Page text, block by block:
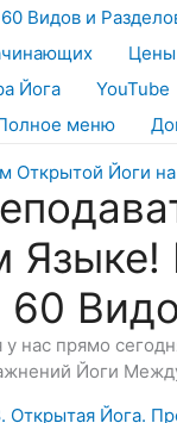
60 Видов и
Цены
Йога YouTube
меню
60
у нас прямо
Йоги
Йога.